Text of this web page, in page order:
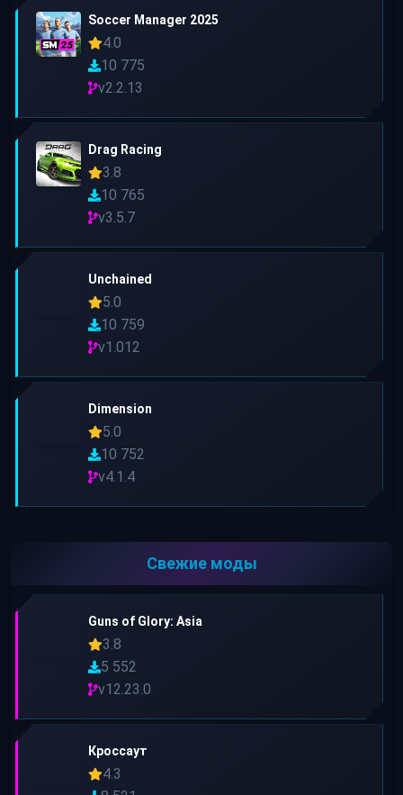
Soccer Manager 2025
4.0
10 775
v2.2.13
Drag Racing
3.8
10 765
v3.5.7
Unchained
5.0
10 759
v1.012
Dimension
5.0
10 752
v4.1.4
Свежие моды
Guns of Glory: Asia
3.8
5 552
v12.23.0
Кроссаут
4.3